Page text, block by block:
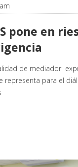
pone en
de mediador
representa para el